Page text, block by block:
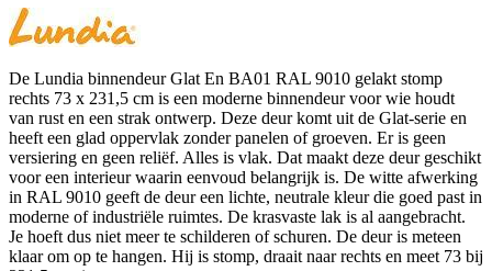
De Lundia binnendeur Glat En BA01 RAL 9010 gelakt stomp
rechts 73 x 231,5 cm is een moderne binnendeur voor wie houdt
van rust en een strak ontwerp. Deze deur komt uit de Glat-serie en
heeft een glad oppervlak zonder panelen of groeven. Er is geen
versiering en geen reliëf. Alles is vlak. Dat maakt deze deur geschikt
voor een interieur waarin eenvoud belangrijk is. De witte afwerking
in RAL 9010 geeft de deur een lichte, neutrale kleur die goed past in
moderne of industriële ruimtes. De krasvaste lak is al aangebracht.
Je hoeft dus niet meer te schilderen of schuren. De deur is meteen
klaar om op te hangen. Hij is stomp, draait naar rechts en meet 73 bij